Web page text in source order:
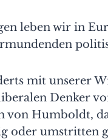
leben wir in
mit unserer
Denker
von Humboldt,
oder umstritten